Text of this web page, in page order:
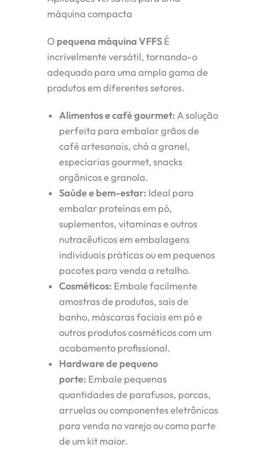
máquina compacta
O pequena máquina VFFS É
incrivelmente versátil, tornando-o
adequado para uma ampla gama de
produtos em diferentes setores.
Alimentos e café gourmet: A solução
perfeita para embalar grãos de
café artesanais, chá a granel,
especiarias gourmet, snacks
orgânicos e granola.
Saúde e bem-estar: Ideal para
embalar proteínas em pó,
suplementos, vitaminas e outros
nutracêuticos em embalagens
individuais práticas ou em pequenos
pacotes para venda a retalho.
Cosméticos: Embale facilmente
amostras de produtos, sais de
banho, máscaras faciais em pó e
outros produtos cosméticos com um
acabamento profissional.
Hardware de pequeno
porte: Embale pequenas
quantidades de parafusos, porcas,
arruelas ou componentes eletrônicos
para venda no varejo ou como parte
de um kit maior.